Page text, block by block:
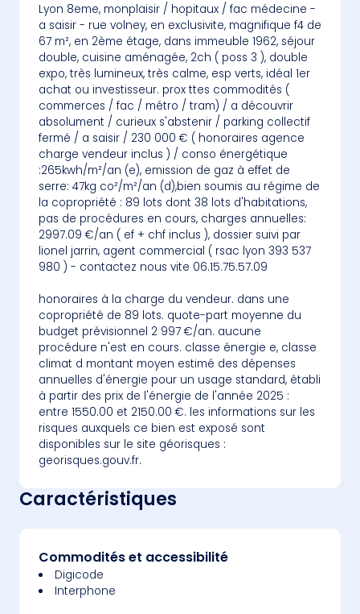
lyon 8eme, monplaisir / hopitaux / fac médecine -
a saisir - rue volney, en exclusivite, magnifique f4 de
67 m², en 2ème étage, dans immeuble 1962, séjour
double, cuisine aménagée, 2ch ( poss 3 ), double
expo, très lumineux, très calme, esp verts, idéal 1er
achat ou investisseur. prox ttes commodités (
commerces / fac / métro / tram) / a découvrir
absolument / curieux s'abstenir / parking collectif
fermé / a saisir / 230 000 € ( honoraires agence
charge vendeur inclus ) / conso énergétique
:265kwh/m²/an (e), emission de gaz à effet de
serre: 47kg co²/m²/an (d),bien soumis au régime de
la copropriété : 89 lots dont 38 lots d'habitations,
pas de procédures en cours, charges annuelles:
2997.09 €/an ( ef + chf inclus ), dossier suivi par
lionel jarrin, agent commercial ( rsac lyon 393 537
980 ) - contactez nous vite 06.15.75.57.09
honoraires à la charge du vendeur. dans une
copropriété de 89 lots. quote-part moyenne du
budget prévisionnel 2 997 €/an. aucune
procédure n'est en cours. classe énergie e, classe
climat d montant moyen estimé des dépenses
annuelles d'énergie pour un usage standard, établi
à partir des prix de l'énergie de l'année 2025 :
entre 1550.00 et 2150.00 €. les informations sur les
risques auxquels ce bien est exposé sont
disponibles sur le site géorisques :
georisques.gouv.fr.
Caractéristiques
Commodités et accessibilité
Digicode
Interphone